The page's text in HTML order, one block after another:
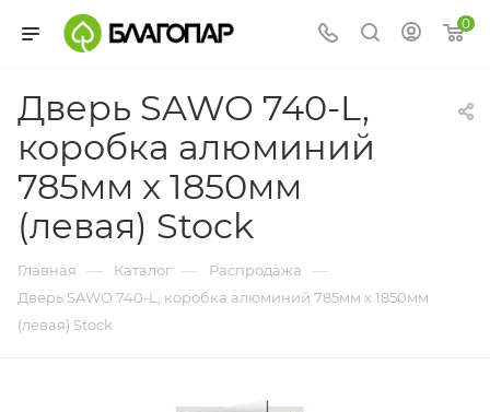
0
Дверь SAWO 740-L,
коробка алюминий
785мм x 1850мм
(левая) Stock
Главная — Каталог — Распродажа —
Дверь SAWO 740-L, коробка алюминий 785мм x 1850мм
(левая) Stock